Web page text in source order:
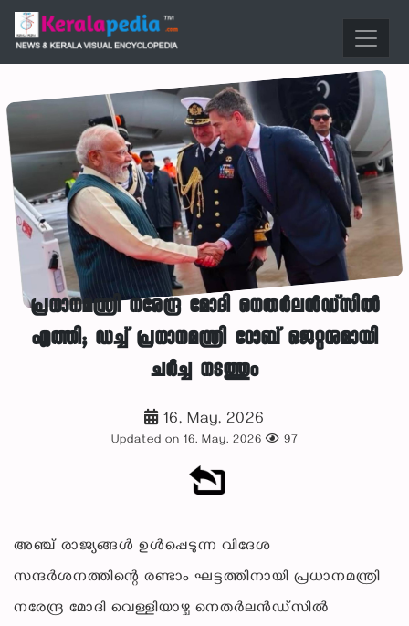
പ്രധാനമന്ത്രി നരേന്ദ്ര മോദി നെതർലൻഡ്‌സിൽ
എത്തി; ഡച്ച് പ്രധാനമന്ത്രി റോബ് ജെറ്റനുമായി
ചർച്ച നടത്തും
16, May, 2026
Updated on 16, May, 2026 97
അഞ്ച് രാജ്യങ്ങൾ ഉൾപ്പെടുന്ന വിദേശ
സന്ദർശനത്തിന്റെ രണ്ടാം ഘട്ടത്തിനായി പ്രധാനമന്ത്രി
നരേന്ദ്ര മോദി വെള്ളിയാഴ്ച നെതർലൻഡ്‌സിൽ